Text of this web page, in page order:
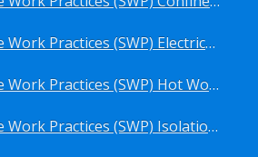
Sertifikasi Safe Work Practices (SWP) Electrical Safe Work BNSP
Sertifikasi Safe Work Practices (SWP) Hot Work BNSP
Sertifikasi Safe Work Practices (SWP) Isolation of Hazardous Energy BNSP